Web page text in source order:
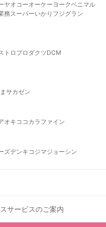
ヤオコーオーケー ヨークベニマル
務スーパーいかり フジグラン
トロプロダクツDCM
サカゼン
オキ ココカラファイン
ズデンキ コジマジョーシン
サービスのご案内